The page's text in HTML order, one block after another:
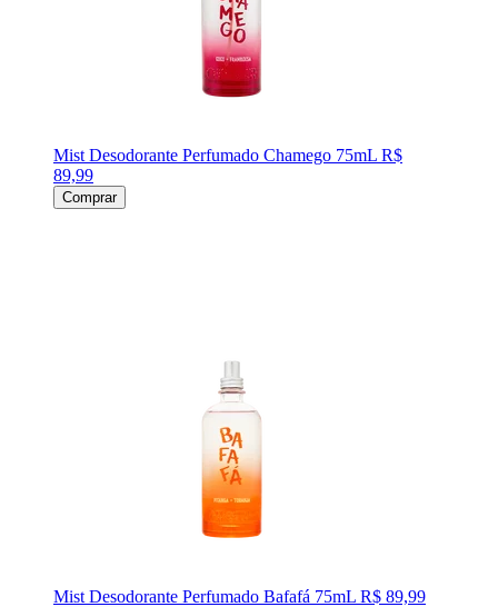
Mist Desodorante Perfumado Chamego 75mL R$
89,99
Comprar
Mist Desodorante Perfumado Bafafá 75mL R$ 89,99